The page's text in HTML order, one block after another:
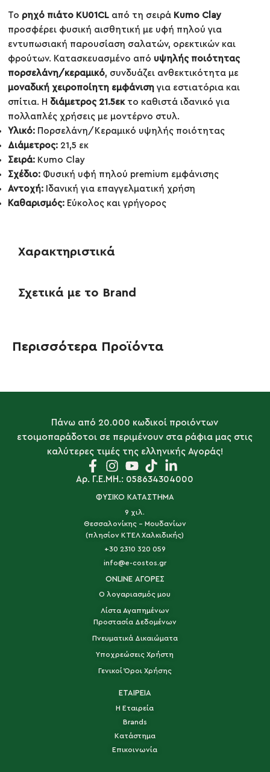
Το ρηχό πιάτο KU01CL από τη σειρά Kumo Clay
προσφέρει φυσική αισθητική με υφή πηλού για
εντυπωσιακή παρουσίαση σαλατών, ορεκτικών και
φρούτων. Κατασκευασμένο από υψηλής ποιότητας
πορσελάνη/κεραμικό, συνδυάζει ανθεκτικότητα με
μοναδική χειροποίητη εμφάνιση για εστιατόρια και
σπίτια. Η διάμετρος 21.5εκτο καθιστά ιδανικό για
πολλαπλές χρήσεις με μοντέρνο στυλ.
Υλικό: Πορσελάνη/Κεραμικό υψηλής ποιότητας
Διάμετρος: 21,5 εκ
Σειρά: Kumo Clay
Σχέδιο: Φυσική υφή πηλού premium εμφάνισης
Αντοχή: Ιδανική για επαγγελματική χρήση
Καθαρισμός: Εύκολος και γρήγορος
Χαρακτηριστικά
Σχετικά με το Brand
Περισσότερα Προϊόντα
Πάνω από 20.000 κωδικοί προιόντων
ετοιμοπαράδοτοι σε περιμένουν στα ράφια μας στις
καλύτερες τιμές της ελληνικής Αγοράς!
Αρ. Γ.Ε.ΜΗ.: 058634304000
ΦΥΣΙΚΟ ΚΑΤΑΣΤΗΜΑ
9 χιλ.
Θεσσαλονίκης - Μουδανίων
(πλησίον ΚΤΕΛ Χαλκιδικής)
+30 2310 320 059
info@e-costos.gr
ONLINE ΑΓΟΡΕΣ
Ο λογαριασμός μου
Λίστα Αγαπημένων
Προστασία Δεδομένων
Πνευματικά Δικαιώματα
Υποχρεώσεις Χρήστη
Γενικοί Όροι Χρήσης
ΕΤΑΙΡΕΙΑ
Η Εταιρεία
Brands
Κατάστημα
Επικοινωνία